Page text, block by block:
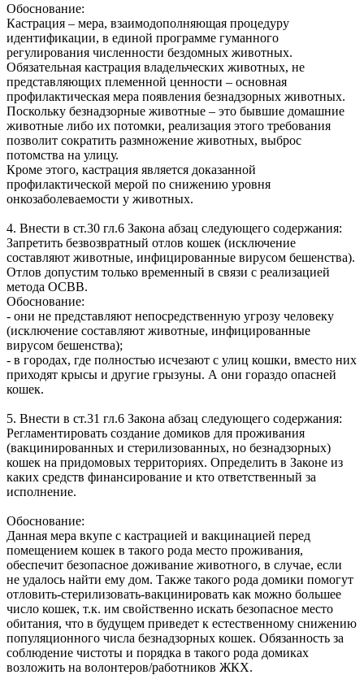
Обоснование:
Кастрация – мера, взаимодополняющая процедуру
идентификации, в единой программе гуманного
регулирования численности бездомных животных.
Обязательная кастрация владельческих животных, не
представляющих племенной ценности – основная
профилактическая мера появления безнадзорных животных.
Поскольку безнадзорные животные – это бывшие домашние
животные либо их потомки, реализация этого требования
позволит сократить размножение животных, выброс
потомства на улицу.
Кроме этого, кастрация является доказанной
профилактической мерой по снижению уровня
онкозаболеваемости у животных.
4. Внести в ст.30 гл.6 Закона абзац следующего содержания:
Запретить безвозвратный отлов кошек (исключение
составляют животные, инфицированные вирусом бешенства).
Отлов допустим только временный в связи с реализацией
метода ОСВВ.
Обоснование:
- они не представляют непосредственную угрозу человеку
(исключение составляют животные, инфицированные
вирусом бешенства);
- в городах, где полностью исчезают с улиц кошки, вместо них
приходят крысы и другие грызуны. А они гораздо опасней
кошек.
5. Внести в ст.31 гл.6 Закона абзац следующего содержания:
Регламентировать создание домиков для проживания
(вакцинированных и стерилизованных, но безнадзорных)
кошек на придомовых территориях. Определить в Законе из
каких средств финансирование и кто ответственный за
исполнение.
Обоснование:
Данная мера вкупе с кастрацией и вакцинацией перед
помещением кошек в такого рода место проживания,
обеспечит безопасное доживание животного, в случае, если
не удалось найти ему дом. Также такого рода домики помогут
отловить-стерилизовать-вакцинировать как можно большее
число кошек, т.к. им свойственно искать безопасное место
обитания, что в будущем приведет к естественному снижению
популяционного числа безнадзорных кошек. Обязанность за
соблюдение чистоты и порядка в такого рода домиках
возложить на волонтеров/работников ЖКХ.